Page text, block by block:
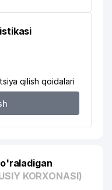
399 м
(TONG
MULK
426 м
qilish qoidalari
KORXONASI)